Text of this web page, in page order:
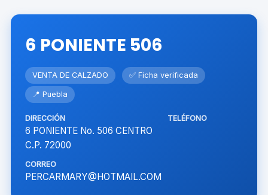
6 PONIENTE 506
VENTA DE CALZADO ✅ Ficha verificada
📍 Puebla
DIRECCIÓN
6 PONIENTE No. 506 CENTRO
C.P. 72000
TELÉFONO
CORREO
PERCARMARY@HOTMAIL.COM